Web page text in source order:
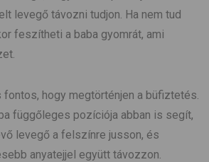
levegő távozni tudjon. Ha nem tud
feszítheti a baba gyomrát, ami
hogy megtörténjen a büfiztetés.
függőleges pozíciója abban is segít,
levegő a felszínre jusson, és
anyatejjel együtt távozzon.